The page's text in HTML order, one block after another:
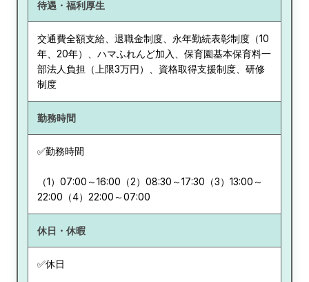
待遇・福利厚生
交通費全額支給、退職金制度、永年勤続表彰制度（10
年、20年）、ハマふれんど加入、保育園基本保育料一
部法人負担（上限3万円）、資格取得支援制度、研修
制度
勤務時間
✅勤務時間
（1）07:00～16:00（2）08:30～17:30（3）13:00～
22:00（4）22:00～07:00
休日・休暇
✅休日